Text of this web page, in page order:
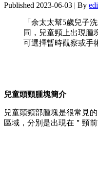
Published 2023-06-03 | By
「余太太幫5歲兒子
同，兒童頸上出現腫
可選擇暫時觀察或手
兒童頭頸腫塊簡介
兒童頭頸部腫塊是很常見
區域，分別是出現在＂頸